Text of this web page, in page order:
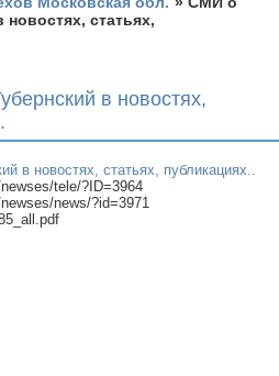
статьях,
в новостях,
в новостях, статьях, публикациях..
tele/?ID=3964
news/?id=3971